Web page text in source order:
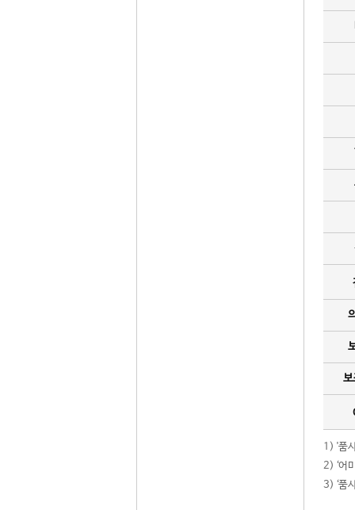
보
1) '품
2) ‘어
3) ‘품